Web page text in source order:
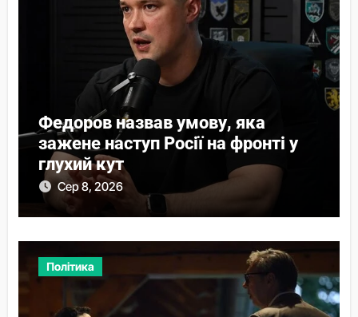
Федоров назвав умову, яка
зажене наступ Росії на фронті у
глухий кут
Сер 8, 2026
Політика